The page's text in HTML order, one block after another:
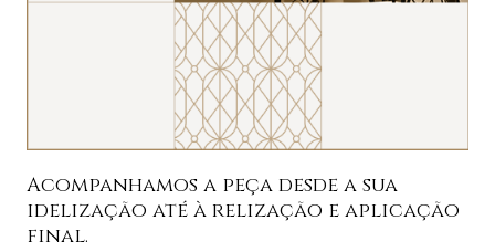
Acompanhamos a peça desde a sua
idelização até à relização e aplicação
final.